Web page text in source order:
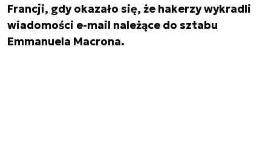
Francji, gdy okazało się, że hakerzy wykradli
wiadomości e-mail należące do sztabu
Emmanuela Macrona.